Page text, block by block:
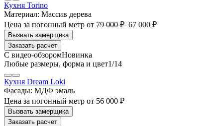
Кухня Torino
Материал: Массив дерева
Цена за погонный метр от 79 000 ₽ 67 000 ₽
Заказать расчет
1/14
Кухня Dream Loki
Фасады: МДФ эмаль
Цена за погонный метр от 56 000 ₽
Заказать расчет